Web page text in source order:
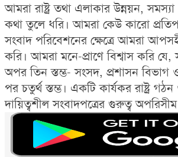
আমরা রাষ্ট্র তথা এলাকার উন্নয়ন,
কথা তুলে ধরি। আমরা কেউ কারো
সংবাদ পরিবেশনের ক্ষেত্রে আমরা
করি। আমরা মনে-প্রাণে বিশ্বাস করি যে,
অপর তিন স্তম্ভ- সংসদ, প্রশাসন বিভাগ
পর চতুর্থ স্তম্ভ। একটি কার্যকর রাষ্ট্র
দায়িত্বশীল সংবাদপত্রের গুরুত্ব